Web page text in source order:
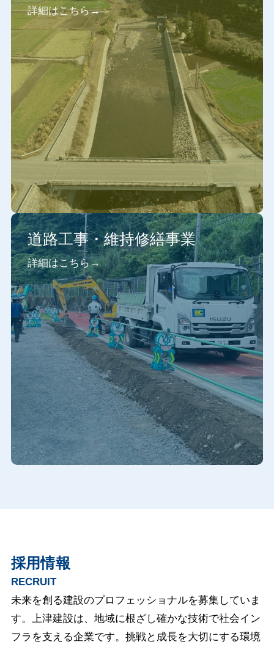
詳細はこちら
道路工事・維持修繕事業
詳細はこちら
採用情報
RECRUIT
未来を創る建設のプロフェッショナルを募集していま
す。上津建設は、地域に根ざし確かな技術で社会イン
フラを支える企業です。挑戦と成長を大切にする環境